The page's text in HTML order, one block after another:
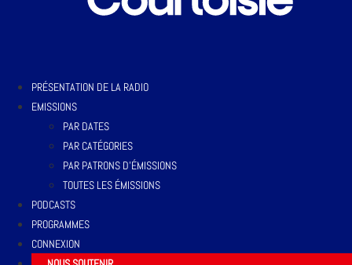
PRÉSENTATION DE LA RADIO
EMISSIONS
PAR DATES
PAR CATÉGORIES
PAR PATRONS D’ÉMISSIONS
TOUTES LES ÉMISSIONS
PODCASTS
PROGRAMMES
CONNEXION